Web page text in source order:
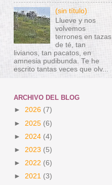
(sin título)
Llueve y nos
volvemos
terrones en tazas
de té, tan
livianos, tan pacatos, en
amnesia pudibunda. Te he
escrito tantas veces que olv...
ARCHIVO DEL BLOG
► 2026 (7)
► 2025 (6)
► 2024 (4)
► 2023 (5)
► 2022 (6)
► 2021 (3)